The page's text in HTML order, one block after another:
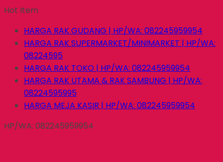
Hot Item
HARGA RAK GUDANG | HP/WA: 082245959954
HARGA RAK SUPERMARKET/MINIMARKET | HP/WA:
08224595
HARGA RAK TOKO | HP/WA: 082245959954
HARGA RAK UTAMA & RAK SAMBUNG | HP/WA:
08224595995
HARGA MEJA KASIR | HP/WA: 082245959954
HP/WA: 082245959954